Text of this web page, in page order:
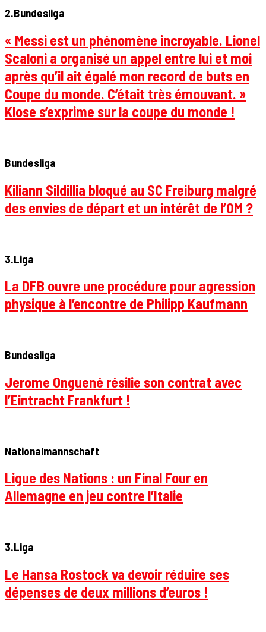
2.Bundesliga
« Messi est un phénomène incroyable. Lionel
Scaloni a organisé un appel entre lui et moi
après qu’il ait égalé mon record de buts en
Coupe du monde. C’était très émouvant. »
Klose s’exprime sur la coupe du monde !
Bundesliga
Kiliann Sildillia bloqué au SC Freiburg malgré
des envies de départ et un intérêt de l’OM ?
3.Liga
La DFB ouvre une procédure pour agression
physique à l’encontre de Philipp Kaufmann
Bundesliga
Jerome Onguené résilie son contrat avec
l’Eintracht Frankfurt !
Nationalmannschaft
Ligue des Nations : un Final Four en
Allemagne en jeu contre l’Italie
3.Liga
Le Hansa Rostock va devoir réduire ses
dépenses de deux millions d’euros !